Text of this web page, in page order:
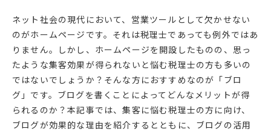
ネット社会の現代において、営業ツールとして欠かせない
のがホームページです。それは税理士であっても例外ではあ
りません。しかし、ホームページを開設したものの、思っ
たような集客効果が得られないと悩む税理士の方も多いの
ではないでしょうか？そんな方におすすめなのが「ブロ
グ」です。ブログを書くことによってどんなメリットが得
られるのか？本記事では、集客に悩む税理士の方に向け、
ブログが効果的な理由を紹介するとともに、ブログの活用